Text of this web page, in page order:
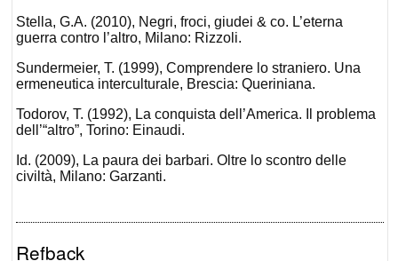
Stella, G.A. (2010), Negri, froci, giudei & co. L’eterna
guerra contro l’altro, Milano: Rizzoli.
Sundermeier, T. (1999), Comprendere lo straniero. Una
ermeneutica interculturale, Brescia: Queriniana.
Todorov, T. (1992), La conquista dell’America. Il problema
dell’“altro”, Torino: Einaudi.
Id. (2009), La paura dei barbari. Oltre lo scontro delle
civiltà, Milano: Garzanti.
Refback